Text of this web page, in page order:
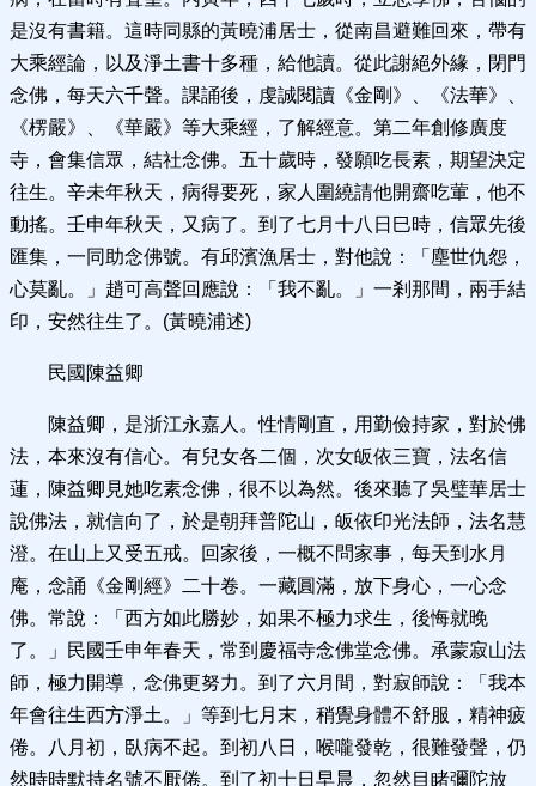
是沒有書籍。這時同縣的黃曉浦居士，從南昌避難回來，帶有
大乘經論，以及淨土書十多種，給他讀。從此謝絕外緣，閉門
念佛，每天六千聲。課誦後，虔誠閱讀《金剛》、《法華》、
《楞嚴》、《華嚴》等大乘經，了解經意。第二年創修廣度
寺，會集信眾，結社念佛。五十歲時，發願吃長素，期望決定
往生。辛未年秋天，病得要死，家人圍繞請他開齋吃葷，他不
動搖。壬申年秋天，又病了。到了七月十八日巳時，信眾先後
匯集，一同助念佛號。有邱濱漁居士，對他說：「塵世仇怨，
心莫亂。」趙可高聲回應說：「我不亂。」一剎那間，兩手結
印，安然往生了。(黃曉浦述)
民國陳益卿
陳益卿，是浙江永嘉人。性情剛直，用勤儉持家，對於佛
法，本來沒有信心。有兒女各二個，次女皈依三寶，法名信
蓮，陳益卿見她吃素念佛，很不以為然。後來聽了吳璧華居士
說佛法，就信向了，於是朝拜普陀山，皈依印光法師，法名慧
澄。在山上又受五戒。回家後，一概不問家事，每天到水月
庵，念誦《金剛經》二十卷。一藏圓滿，放下身心，一心念
佛。常說：「西方如此勝妙，如果不極力求生，後悔就晚
了。」民國壬申年春天，常到慶福寺念佛堂念佛。承蒙寂山法
師，極力開導，念佛更努力。到了六月間，對寂師說：「我本
年會往生西方淨土。」等到七月末，稍覺身體不舒服，精神疲
倦。八月初，臥病不起。到初八日，喉嚨發乾，很難發聲，仍
然時時默持名號不厭倦。到了初十日早晨，忽然目睹彌陀放